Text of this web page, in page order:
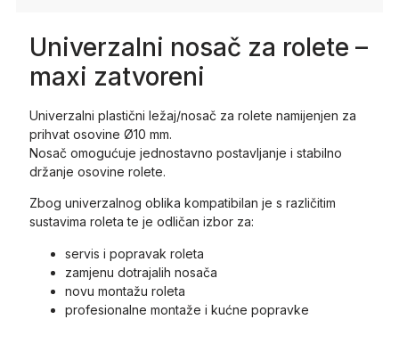
Univerzalni nosač za rolete –
maxi zatvoreni
Univerzalni plastični ležaj/nosač za rolete namijenjen za
prihvat osovine Ø10 mm.
Nosač omogućuje jednostavno postavljanje i stabilno
držanje osovine rolete.
Zbog univerzalnog oblika kompatibilan je s različitim
sustavima roleta te je odličan izbor za:
servis i popravak roleta
zamjenu dotrajalih nosača
novu montažu roleta
profesionalne montaže i kućne popravke